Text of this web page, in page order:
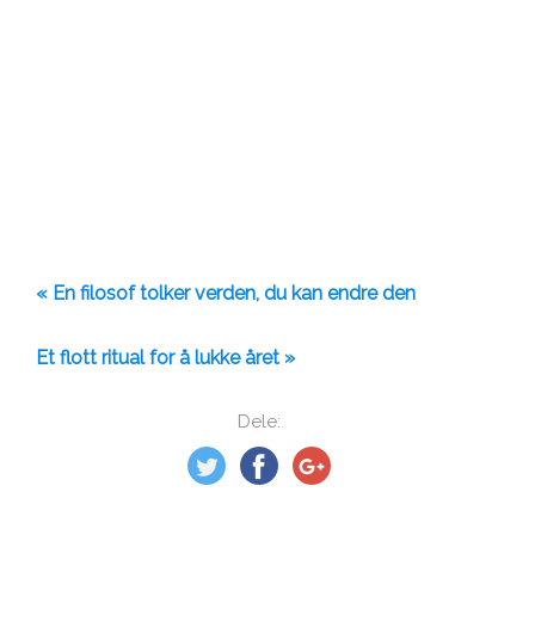
Dele:
« En filosof tolker verden, du kan endre den
Et flott ritual for å lukke året »